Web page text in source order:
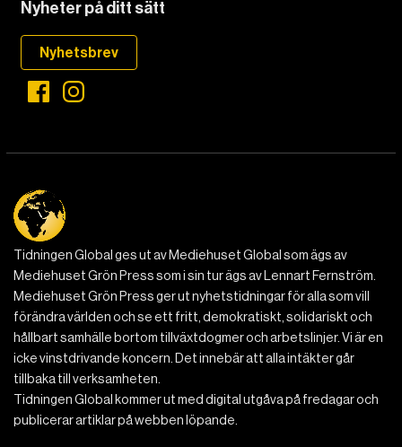
Nyheter på ditt sätt
Nyhetsbrev
Tidningen Global ges ut av Mediehuset Global som ägs av
Mediehuset Grön Press som i sin tur ägs av Lennart Fernström.
Mediehuset Grön Press ger ut nyhetstidningar för alla som vill
förändra världen och se ett fritt, demokratiskt, solidariskt och
hållbart samhälle bortom tillväxtdogmer och arbetslinjer. Vi är en
icke vinstdrivande koncern. Det innebär att alla intäkter går
tillbaka till verksamheten.
Tidningen Global kommer ut med digital utgåva på fredagar och
publicerar artiklar på webben löpande.